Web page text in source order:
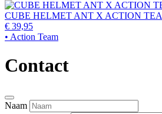
CUBE HELMET ANT X ACTION
€ 39,95
• Action Team
Contact
Naam